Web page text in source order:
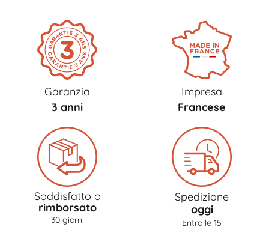
Garanzia
3 anni
Impresa
Francese
Soddisfatto o
rimborsato
30 giorni
Spedizione
oggi
Entro le 15